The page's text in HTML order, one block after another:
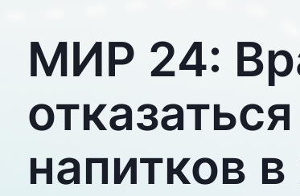
МИР 24:
напитков